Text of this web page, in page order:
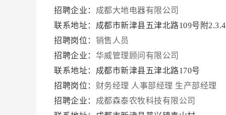
招聘企业： 成都大地电器有限公司
联系地址：成都市新津县五津北路109号附
招聘岗位： 销售人员
招聘企业： 华威管理顾问有限公司
联系地址：成都市新津县五津北路170号
招聘岗位： 财务经理 人事部经理 生产部经理
招聘企业： 成都森泰农牧科技有限公司